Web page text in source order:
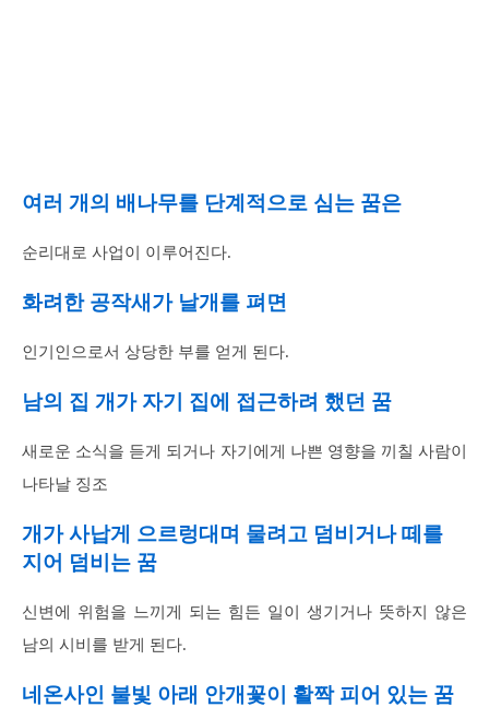
여러 개의 배나무를 단계적으로 심는 꿈은
순리대로 사업이 이루어진다.
화려한 공작새가 날개를 펴면
인기인으로서 상당한 부를 얻게 된다.
남의 집 개가 자기 집에 접근하려 했던 꿈
새로운 소식을 듣게 되거나 자기에게 나쁜 영향을 끼칠 사람이
나타날 징조
개가 사납게 으르렁대며 물려고 덤비거나 떼를
지어 덤비는 꿈
신변에 위험을 느끼게 되는 힘든 일이 생기거나 뜻하지 않은
남의 시비를 받게 된다.
네온사인 불빛 아래 안개꽃이 활짝 피어 있는 꿈